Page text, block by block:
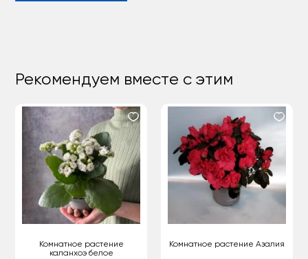
Рекомендуем вместе с этим
Комнатное растение
каланхоэ белое
Комнатное растение Азалия